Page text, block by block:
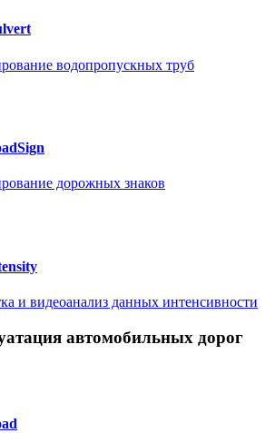
водопропускных труб
дорожных знаков
и видеоанализ данных интенсивности
автомобильных дорог